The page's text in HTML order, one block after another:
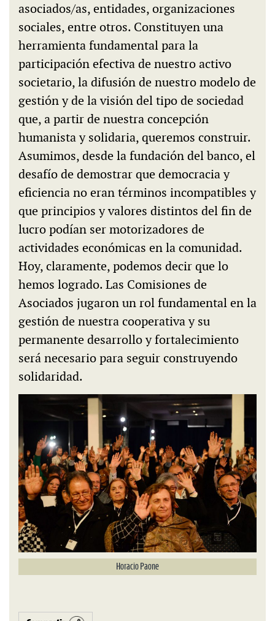
asociados/as, entidades, organizaciones
sociales, entre otros. Constituyen una
herramienta fundamental para la
participación efectiva de nuestro activo
societario, la difusión de nuestro modelo de
gestión y de la visión del tipo de sociedad
que, a partir de nuestra concepción
humanista y solidaria, queremos construir.
Asumimos, desde la fundación del banco, el
desafío de demostrar que democracia y
eficiencia no eran términos incompatibles y
que principios y valores distintos del fin de
lucro podían ser motorizadores de
actividades económicas en la comunidad.
Hoy, claramente, podemos decir que lo
hemos logrado. Las Comisiones de
Asociados jugaron un rol fundamental en la
gestión de nuestra cooperativa y su
permanente desarrollo y fortalecimiento
será necesario para seguir construyendo
solidaridad.
Horacio Paone